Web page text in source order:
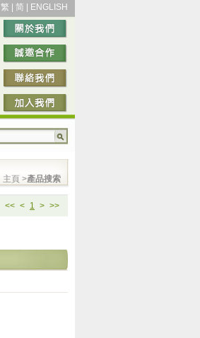
繁 简 ENGLISH
主頁 >產品搜索
<< < 1 > >>